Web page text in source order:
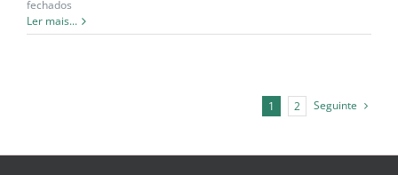
cria
essa
fechados
As
operações
Ler mais...
1 2 Seguinte